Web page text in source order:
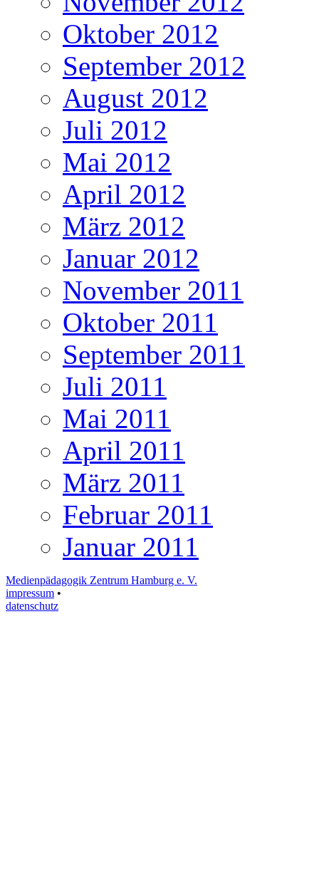
Oktober 2012
September 2012
August 2012
Juli 2012
Mai 2012
April 2012
März 2012
Januar 2012
November 2011
Oktober 2011
September 2011
Juli 2011
Mai 2011
April 2011
März 2011
Februar 2011
Januar 2011
Medienpädagogik Zentrum Hamburg e. V.
impressum •
datenschutz